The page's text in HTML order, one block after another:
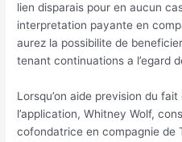
lien disparais pour en aucun
interpretation payante en
aurez la possibilite de
tenant continuations a l’egard
Lorsqu’on aide prevision du fait
l’application, Whitney Wolf,
cofondatrice en compagnie de